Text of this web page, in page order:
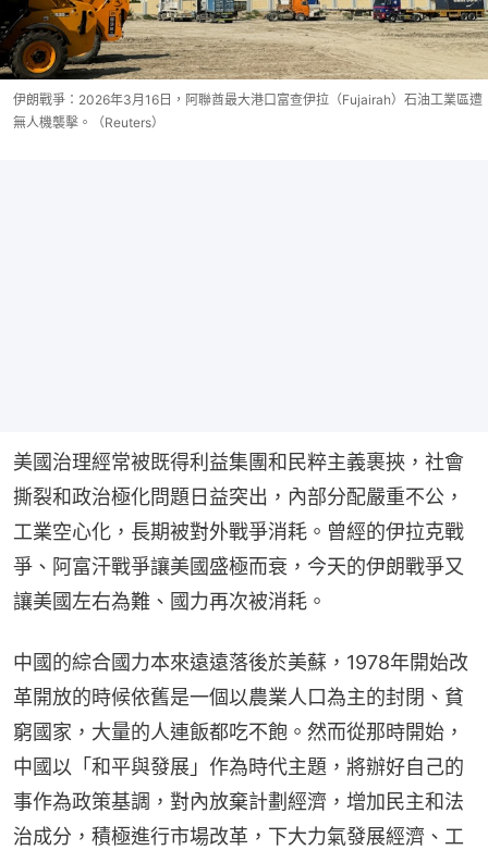
伊朗戰爭：2026年3月16日，阿聯酋最大港口富查伊拉（Fujairah）石油工業區遭
無人機襲擊。（Reuters）
美國治理經常被既得利益集團和民粹主義裹挾，社會
撕裂和政治極化問題日益突出，內部分配嚴重不公，
工業空心化，長期被對外戰爭消耗。曾經的伊拉克戰
爭、阿富汗戰爭讓美國盛極而衰，今天的伊朗戰爭又
讓美國左右為難、國力再次被消耗。
中國的綜合國力本來遠遠落後於美蘇，1978年開始改
革開放的時候依舊是一個以農業人口為主的封閉、貧
窮國家，大量的人連飯都吃不飽。然而從那時開始，
中國以「和平與發展」作為時代主題，將辦好自己的
事作為政策基調，對內放棄計劃經濟，增加民主和法
治成分，積極進行市場改革，下大力氣發展經濟、工